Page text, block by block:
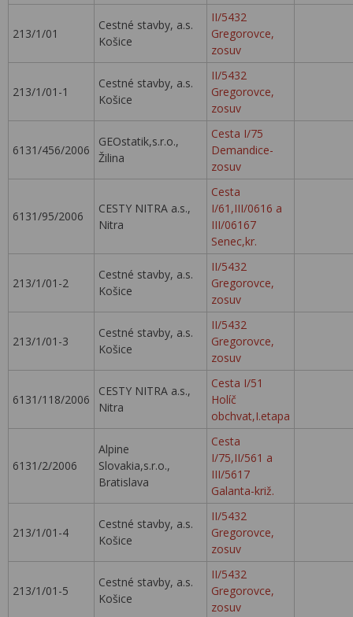
213/1/01
Cestné stavby, a.s.
Košice
II/5432
Gregorovce,
zosuv
213/1/01-1
Cestné stavby, a.s.
Košice
II/5432
Gregorovce,
zosuv
6131/456/2006
GEOstatik,s.r.o.,
Žilina
Cesta I/75
Demandice-
zosuv
6131/95/2006
CESTY NITRA a.s.,
Nitra
Cesta
I/61,III/0616 a
III/06167
Senec,kr.
213/1/01-2
Cestné stavby, a.s.
Košice
II/5432
Gregorovce,
zosuv
213/1/01-3
Cestné stavby, a.s.
Košice
II/5432
Gregorovce,
zosuv
6131/118/2006
CESTY NITRA a.s.,
Nitra
Cesta I/51
Holíč
obchvat,I.etapa
6131/2/2006
Alpine
Slovakia,s.r.o.,
Bratislava
Cesta
I/75,II/561 a
III/5617
Galanta-križ.
213/1/01-4
Cestné stavby, a.s.
Košice
II/5432
Gregorovce,
zosuv
213/1/01-5
Cestné stavby, a.s.
Košice
II/5432
Gregorovce,
zosuv